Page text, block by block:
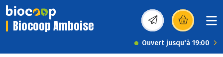
Biocoop Amboise (s’ouvre dans une
Ouvert jusqu'à 19:00